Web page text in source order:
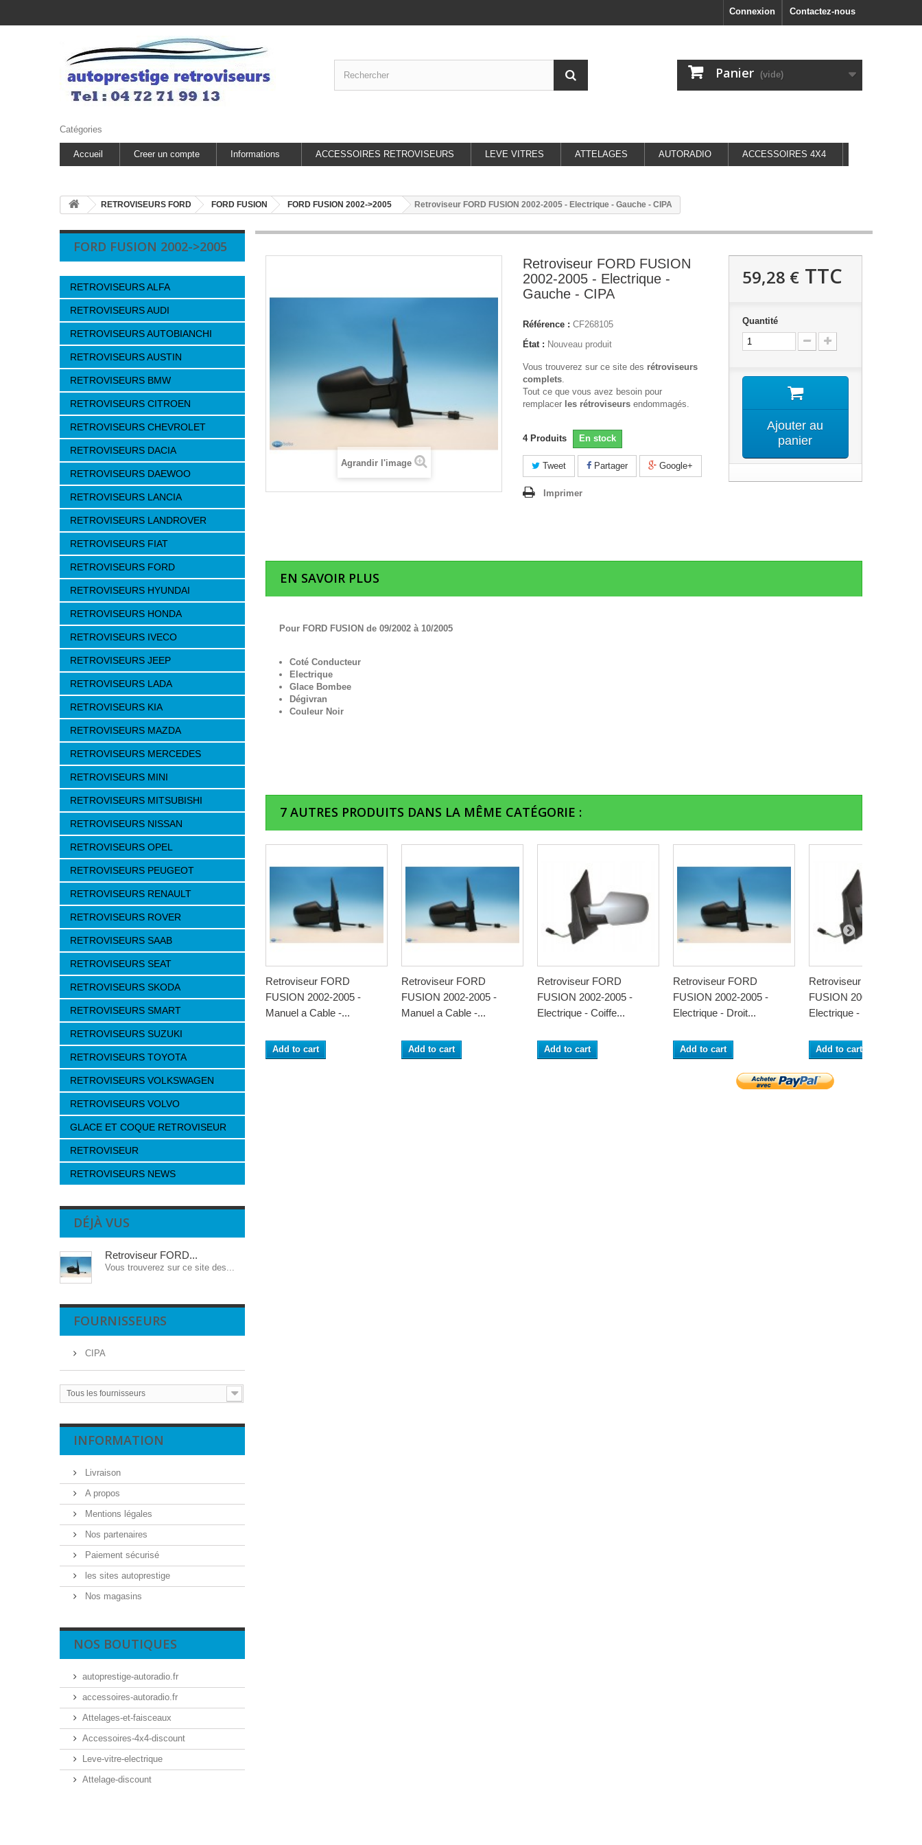
Contactez-nous
Connexion
Panier (vide)
Catégories
Accueil Creer un compte Informations ACCESSOIRES RETROVISEURS LEVE VITRES ATTELAGES AUTORADIO ACCESSOIRES 4X4
RETROVISEURS FORD FORD FUSION FORD FUSION 2002->2005 Retroviseur FORD FUSION 2002-2005 - Electrique - Gauche - CIPA
FORD FUSION 2002->2005
RETROVISEURS ALFA
RETROVISEURS AUDI
RETROVISEURS AUTOBIANCHI
RETROVISEURS AUSTIN
RETROVISEURS BMW
RETROVISEURS CITROEN
RETROVISEURS CHEVROLET
RETROVISEURS DACIA
RETROVISEURS DAEWOO
RETROVISEURS LANCIA
RETROVISEURS LANDROVER
RETROVISEURS FIAT
RETROVISEURS FORD
RETROVISEURS HYUNDAI
RETROVISEURS HONDA
RETROVISEURS IVECO
RETROVISEURS JEEP
RETROVISEURS LADA
RETROVISEURS KIA
RETROVISEURS MAZDA
RETROVISEURS MERCEDES
RETROVISEURS MINI
RETROVISEURS MITSUBISHI
RETROVISEURS NISSAN
RETROVISEURS OPEL
RETROVISEURS PEUGEOT
RETROVISEURS RENAULT
RETROVISEURS ROVER
RETROVISEURS SAAB
RETROVISEURS SEAT
RETROVISEURS SKODA
RETROVISEURS SMART
RETROVISEURS SUZUKI
RETROVISEURS TOYOTA
RETROVISEURS VOLKSWAGEN
RETROVISEURS VOLVO
GLACE ET COQUE RETROVISEUR
RETROVISEUR
RETROVISEURS NEWS
DÉJÀ VUS
Retroviseur FORD...
Vous trouverez sur ce site des...
FOURNISSEURS
CIPA
Tous les fournisseurs
INFORMATION
Livraison
A propos
Mentions légales
Nos partenaires
Paiement sécurisé
les sites autoprestige
Nos magasins
NOS BOUTIQUES
autoprestige-autoradio.fr
accessoires-autoradio.fr
Attelages-et-faisceaux
Accessoires-4x4-discount
Leve-vitre-electrique
Attelage-discount
Agrandir l'image
Retroviseur FORD FUSION
2002-2005 - Electrique -
Gauche - CIPA
Référence : CF268105
État : Nouveau produit
Vous trouverez sur ce site des rétroviseurs
complets.
Tout ce que vous avez besoin pour
remplacer les rétroviseurs endommagés.
4 Produits En stock
Tweet Partager Google+
Imprimer
59,28 €TTC
Quantité
Ajouter au
panier
EN SAVOIR PLUS
Pour FORD FUSION de 09/2002 à 10/2005
Coté Conducteur
Electrique
Glace Bombee
Dégivran
Couleur Noir
7 AUTRES PRODUITS DANS LA MÊME CATÉGORIE :
Retroviseur FORD
FUSION 2002-2005 -
Manuel a Cable -...
Add to cart
Retroviseur FORD
FUSION 2002-2005 -
Manuel a Cable -...
Add to cart
Retroviseur FORD
FUSION 2002-2005 -
Electrique - Coiffe...
Add to cart
Retroviseur FORD
FUSION 2002-2005 -
Electrique - Droit...
Add to cart
Retroviseur FORD
FUSION 2002-2005 -
Electrique - Coiffe...
Add to cart